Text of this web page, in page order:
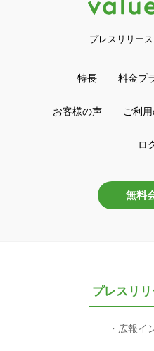
プレスリリー
特長 料金プ
お客様の声 ご利
ロ
無料
プレスリ
広報イ